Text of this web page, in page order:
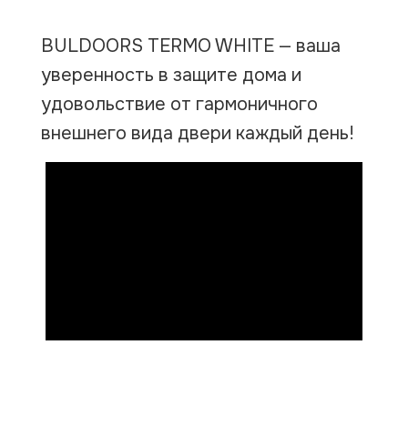
BULDOORS TERMO WHITE — ваша
уверенность в защите дома и
удовольствие от гармоничного
внешнего вида двери каждый день!